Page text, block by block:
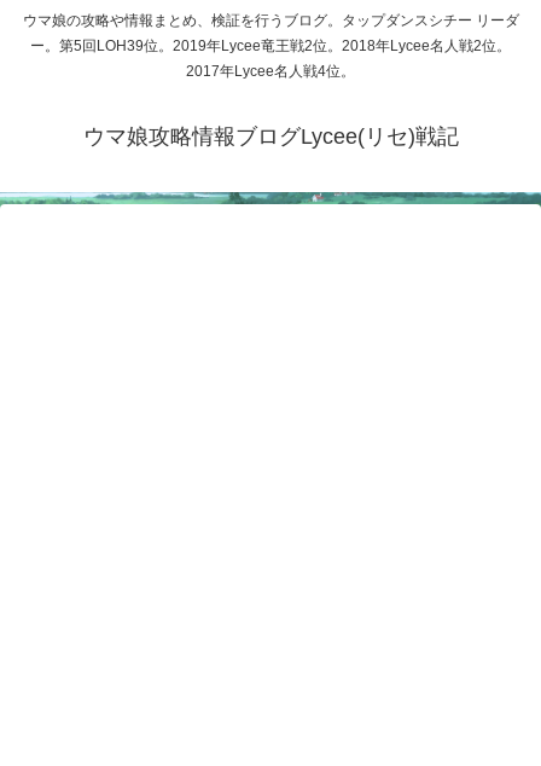
ウマ娘の攻略や情報まとめ、検証を行うブログ。タップダンスシチー リーダ
ー。第5回LOH39位。2019年Lycee竜王戦2位。2018年Lycee名人戦2位。
2017年Lycee名人戦4位。
ウマ娘攻略情報ブログLycee(リセ)戦記